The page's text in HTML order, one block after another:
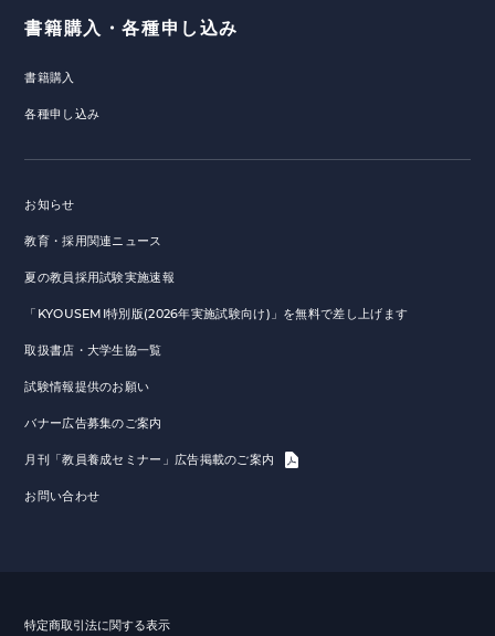
書籍購入・各種申し込み
書籍購入
各種申し込み
お知らせ
教育・採用関連ニュース
夏の教員採用試験実施速報
「KYOUSEMI特別版(2026年実施試験向け)」を無料で差し上げます
取扱書店・大学生協一覧
試験情報提供のお願い
バナー広告募集のご案内
月刊「教員養成セミナー」広告掲載のご案内
お問い合わせ
特定商取引法に関する表示